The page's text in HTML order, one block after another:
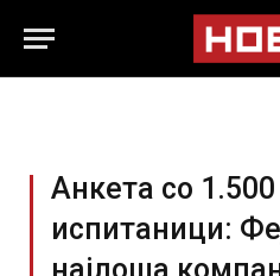
Анкета со 1.500
испитаници: